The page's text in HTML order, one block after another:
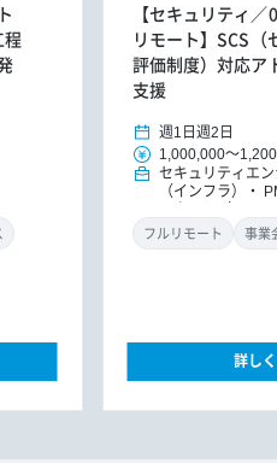
程
【セキュリティ
リモート】SCS（
評価制度）対応ア
支援
週1日 週2日
1,000,000～
セキュリティエン
（インフラ）
ント
DXコンサ
フルリモート 事業
詳し